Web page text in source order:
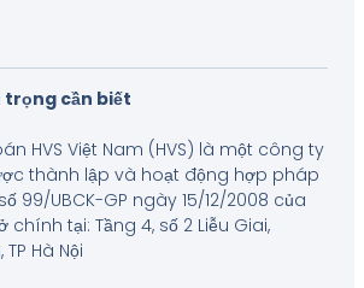
cần biết
HVS Việt Nam (HVS) là một công ty
thành lập và hoạt động hợp pháp
99/UBCK-GP ngày 15/12/2008 của
chính tại: Tầng 4, số 2 Liễu Giai,
Hà Nội